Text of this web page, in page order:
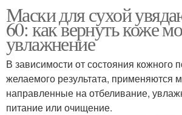
Маски для сухой
60: как вернуть коже
увлажнение
В зависимости от состояния кожного
желаемого результата, применяются
направленные на отбеливание,
питание или очищение.